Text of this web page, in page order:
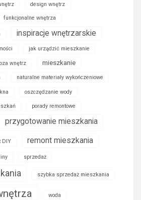
design wnętrz
funkcjonalne wnętrza
inspiracje wnętrzarskie
jak urządzić mieszkanie
wnętrz mieszkanie
naturalne materiały wykończeniowe
oszczędzanie wody
porady remontowe
przygotowanie mieszkania
DIY remont mieszkania
sprzedaż
szybka sprzedaż mieszkania
woda